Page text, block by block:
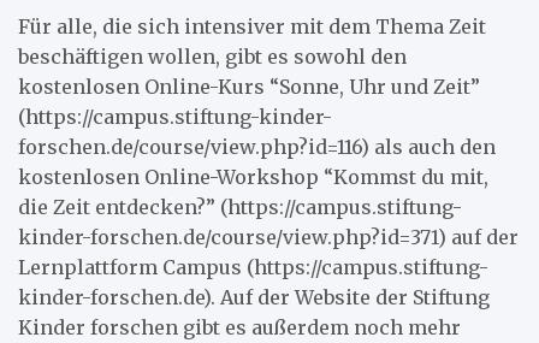
Für alle, die sich intensiver mit dem Thema Zeit
beschäftigen wollen, gibt es sowohl den
kostenlosen Online-Kurs “Sonne, Uhr und Zeit”
(https://campus.stiftung-kinder-
forschen.de/course/view.php?id=116) als auch den
kostenlosen Online-Workshop “Kommst du mit,
die Zeit entdecken?” (https://campus.stiftung-
kinder-forschen.de/course/view.php?id=371) auf der
Lernplattform Campus (https://campus.stiftung-
kinder-forschen.de). Auf der Website der Stiftung
Kinder forschen gibt es außerdem noch mehr